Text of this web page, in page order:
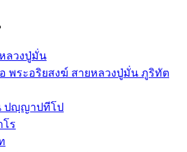
ลวงปู่มั่น
พระอริยสงฆ์ สายหลวงปู่มั่น ภูริทัต
ปญฺญาปทีโป
ร